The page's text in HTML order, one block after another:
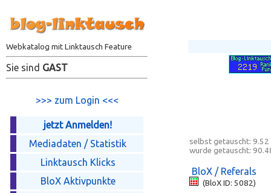
Webkatalog mit Linktausch Feature
Sie sind GAST
>>> zum Login <<<
jetzt Anmelden!
Mediadaten / Statistik
Linktausch Klicks
BloX Aktivpunkte
selbst getauscht: 9.52
wurde getauscht:
BloX / Referals
(BloX ID: 5082)